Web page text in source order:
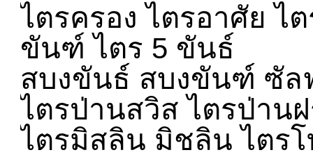
ไตรครอง ไตรอาศัย
ขันฑ์ ไตร 5 ขันธ์
สบงขันธ์ สบงขันฑ์ ซัล
ไตรป่านสวิส ไตรป่าน
ไตรมิสลิน มิชลิน ไตรโ